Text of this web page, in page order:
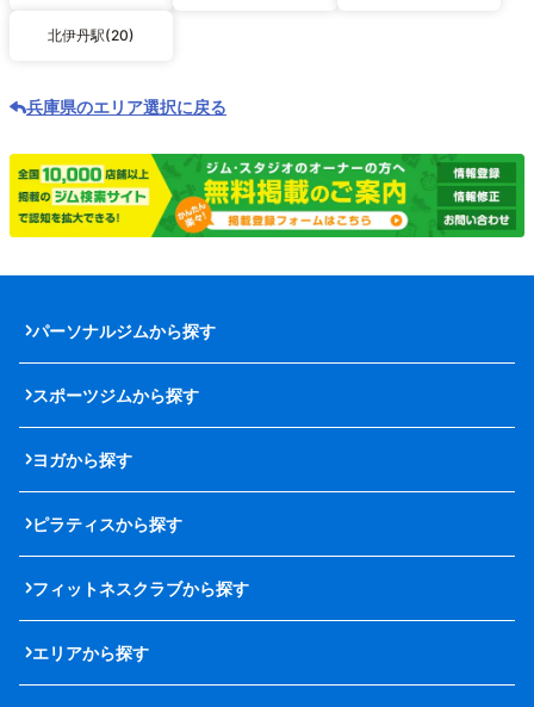
北伊丹駅(20)
兵庫県のエリア選択に戻る
パーソナルジムから探す
スポーツジムから探す
ヨガから探す
ピラティスから探す
フィットネスクラブから探す
エリアから探す